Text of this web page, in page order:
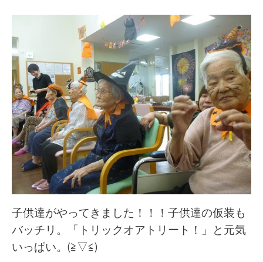
子供達がやってきました！！！子供達の仮装も
バッチリ。「トリックオアトリート！」と元気
いっぱい。(≧▽≦)